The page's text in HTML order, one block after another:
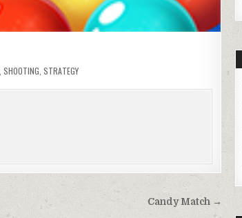
,SHOOTING ,STRATEGY
Candy Match →